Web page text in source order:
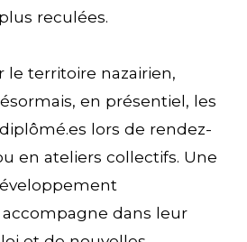
reculées.
le territoire nazairien,
en présentiel, les
lors de rendez-
en ateliers collectifs. Une
dans leur